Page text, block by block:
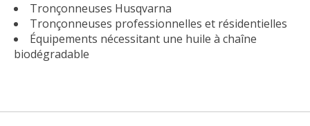
Tronçonneuses Husqvarna
Tronçonneuses professionnelles et résidentielles
Équipements nécessitant une huile à chaîne
biodégradable